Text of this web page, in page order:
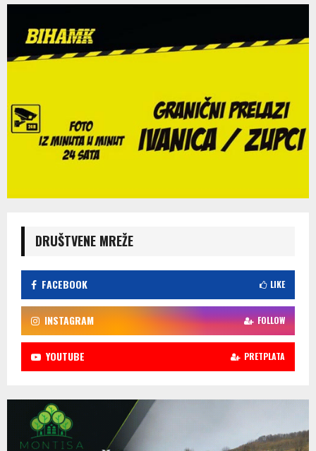
DRUŠTVENE MREŽE
FACEBOOK LIKE
INSTAGRAM FOLLOW
YOUTUBE PRETPLATA